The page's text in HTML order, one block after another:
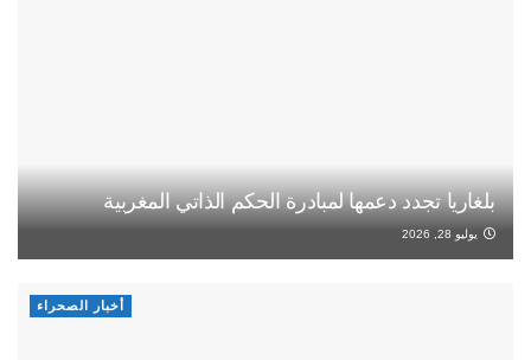
بلغاريا تجدد دعمها لمبادرة الحكم الذاتي المغربية
يوليو 28, 2026
أخبار الصحراء